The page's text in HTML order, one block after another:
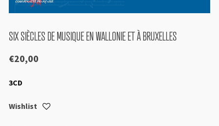
SIX SIÈCLES DE MUSIQUE EN WALLONIE ET À BRUXELLES
€20,00
3CD
Wishlist